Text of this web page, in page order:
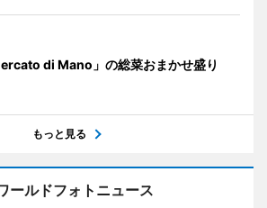
di Mano」の総菜おまかせ盛り
もっと見る
ールドフォトニュース